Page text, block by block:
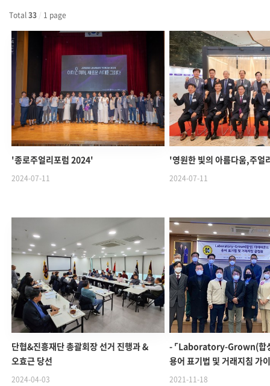
Total33 / 1 page
'종로주얼리포럼 2024'
2024-07-11
'영원한 빛의 아름다움,주얼
2024-07-11
단협&진흥재단 총괄회장 선거 진행과 &
오효근 당선
2024-04-03
- ⌜Laboratory-Grown(합
용어 표기법 및 거래지침 가
2021-11-18